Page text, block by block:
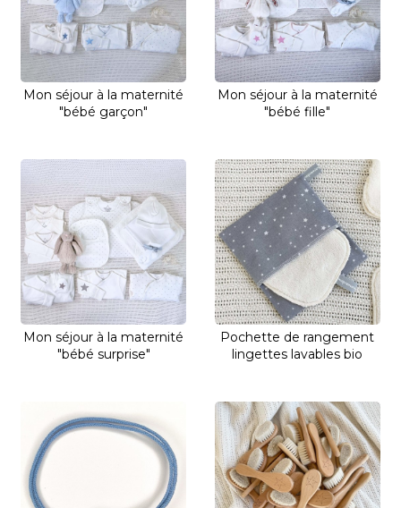
Mon séjour à la maternité
"bébé garçon"
Mon séjour à la maternité
"bébé fille"
Mon séjour à la maternité
"bébé surprise"
Pochette de rangement
lingettes lavables bio